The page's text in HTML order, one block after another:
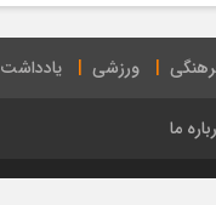
ورزشی یادداشت
ما